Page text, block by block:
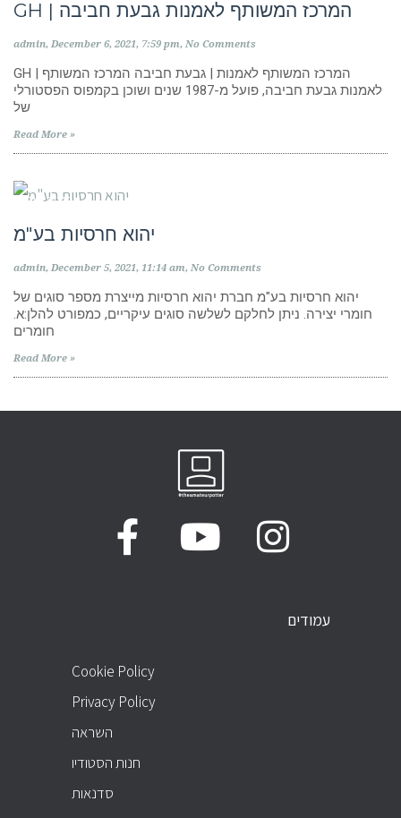
GH | המרכז המשותף לאמנות גבעת חביבה
admin December 6, 2021 7:59 pm No Comments
GH | המרכז המשותף לאמנות | גבעת חביבה המרכז המשותף
לאמנות גבעת חביבה, פועל מ-1987 שנים ושוכן בקמפוס הפסטורלי
של
Read More »
חנויות ציוד
יהוא חרסיות בע"מ
admin December 5, 2021 11:14 am No Comments
יהוא חרסיות בע"מ חברת יהוא חרסיות מייצרת מספר סוגים של
חומרי יצירה. ניתן לחלקם לשלשה סוגים עיקריים, כמפורט להלן:א.
חומרים
Read More »
עמודים
Cookie Policy
Privacy Policy
השראה
חנות הסטודיו
סדנאות